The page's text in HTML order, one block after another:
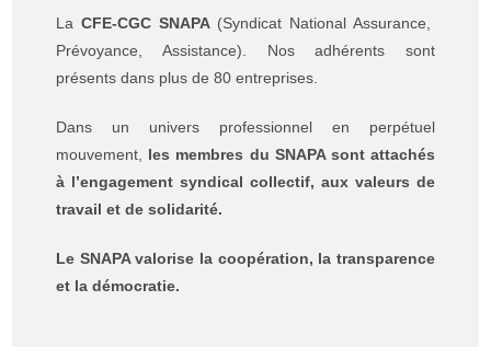
La CFE-CGC SNAPA (Syndicat National Assurance,
Prévoyance, Assistance). Nos adhérents sont
présents dans plus de 80 entreprises.
Dans un univers professionnel en perpétuel
mouvement, les membres du SNAPA sont attachés
à l’engagement syndical collectif, aux valeurs de
travail et de solidarité.
Le SNAPA valorise la coopération, la transparence
et la démocratie.